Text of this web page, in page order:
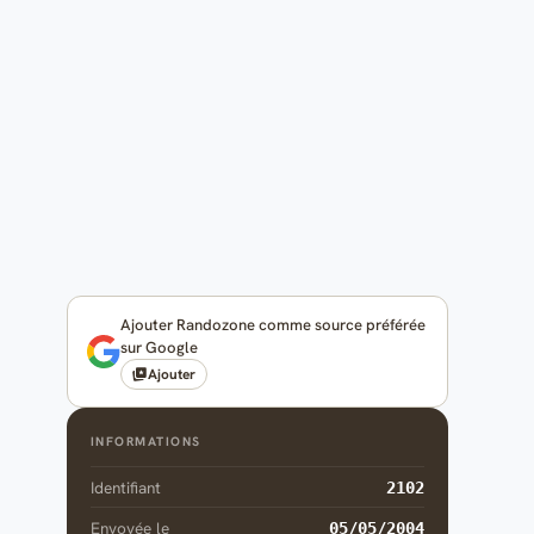
Ajouter Randozone comme source préférée
sur Google
Ajouter
INFORMATIONS
Identifiant 2102
Envoyée le 05/05/2004